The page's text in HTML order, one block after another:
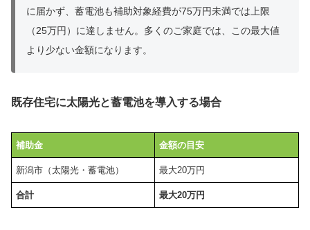
に届かず、蓄電池も補助対象経費が75万円未満では上限
（25万円）に達しません。多くのご家庭では、この最大値
より少ない金額になります。
既存住宅に太陽光と蓄電池を導入する場合
補助金 金額の目安
新潟市（太陽光・蓄電池） 最大20万円
合計 最大20万円